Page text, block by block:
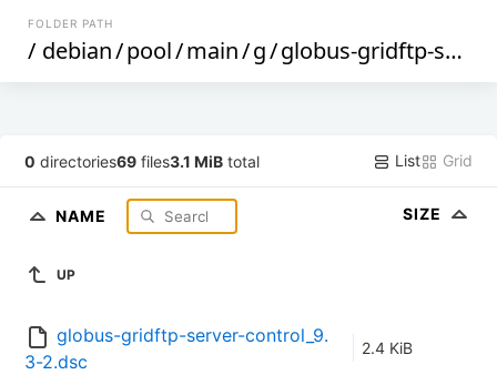
FOLDER PATH
/ debian/pool/main/g/globus-gridftp-server-control
0 directories69 files3.1 MiB total List Grid
NAME SIZE
UP
globus-gridftp-server-control_9.
3-2.dsc
2.4 KiB